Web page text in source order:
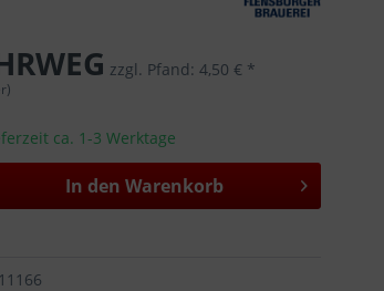
zzgl. Pfand: 4,50 € *
ca. 1-3 Werktage
In den Warenkorb
11166